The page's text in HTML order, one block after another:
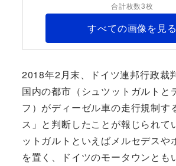
合計枚数3枚
すべての画像を見る
2018年2月末、ドイツ連邦行政裁
国内の都市（シュツットガルトと
フ）がディーゼル車の走行規制す
ス」と判断したことが報じられて
ットガルトといえばメルセデスや
を置く、ドイツのモータウンとも